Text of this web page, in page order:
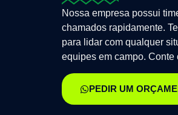
Nossa empresa possui
chamados rapidamente.
para lidar com qualquer
equipes em campo.
PEDIR UM